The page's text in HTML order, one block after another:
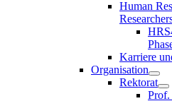
Human
Karriere
Organisation
Rektorat
Prof.